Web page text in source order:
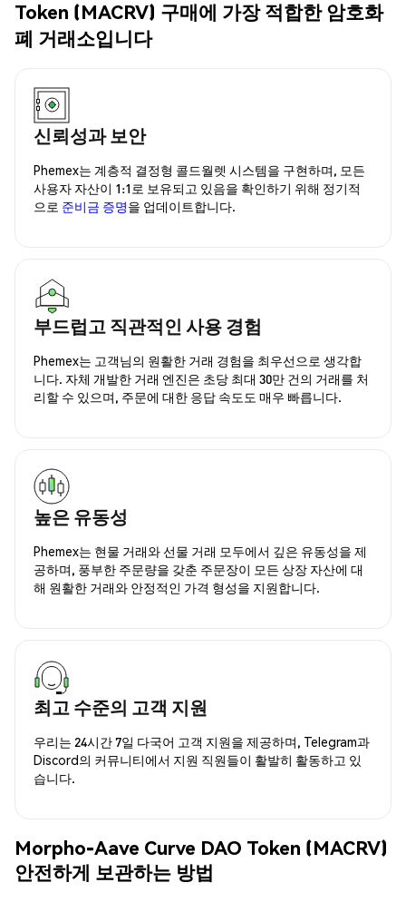
Token (MACRV) 구매에 가장 적합한 암호화
폐 거래소입니다
신뢰성과 보안
Phemex는 계층적 결정형 콜드월렛 시스템을 구현하며, 모든
사용자 자산이 1:1로 보유되고 있음을 확인하기 위해 정기적
으로 준비금 증명을 업데이트합니다.
부드럽고 직관적인 사용 경험
Phemex는 고객님의 원활한 거래 경험을 최우선으로 생각합
니다. 자체 개발한 거래 엔진은 초당 최대 30만 건의 거래를 처
리할 수 있으며, 주문에 대한 응답 속도도 매우 빠릅니다.
높은 유동성
Phemex는 현물 거래와 선물 거래 모두에서 깊은 유동성을 제
공하며, 풍부한 주문량을 갖춘 주문장이 모든 상장 자산에 대
해 원활한 거래와 안정적인 가격 형성을 지원합니다.
최고 수준의 고객 지원
우리는 24시간 7일 다국어 고객 지원을 제공하며, Telegram과
Discord의 커뮤니티에서 지원 직원들이 활발히 활동하고 있
습니다.
Morpho-Aave Curve DAO Token (MACRV)
안전하게 보관하는 방법